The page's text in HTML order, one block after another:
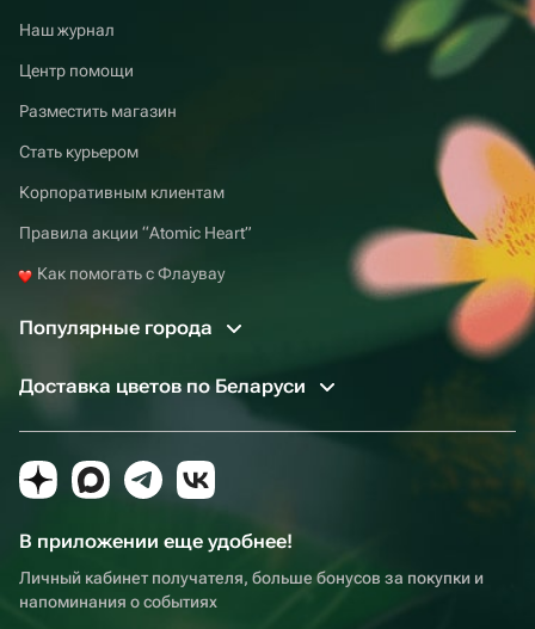
Наш журнал
Центр помощи
Разместить магазин
Стать курьером
Корпоративным клиентам
Правила акции “Atomic Heart”
Как помогать с Флаувау
Популярные города
Доставка цветов по Беларуси
В приложении еще удобнее!
Личный кабинет получателя, больше бонусов за покупки и
напоминания о событиях